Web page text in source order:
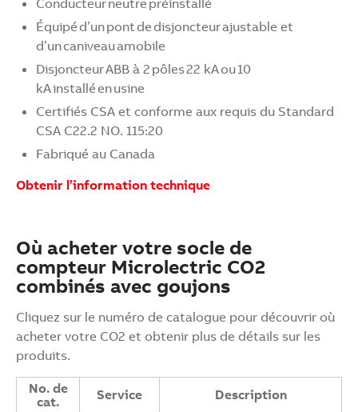
Conducteur neutre préinstallé​
Équipé d’un pont de disjoncteur ajustable et
d’un caniveau amobile​
Disjoncteur ABB à 2 pôles 22 kA ou 10
kA installé en usine​
Certifiés CSA et conforme aux requis du Standard
CSA C22.2 NO. 115:20​
Fabriqué au Canada
Obtenir l’information technique
Où acheter votre socle de
compteur Microlectric CO2
combinés avec goujons
Cliquez sur le numéro de catalogue pour découvrir où
acheter votre CO2 et obtenir plus de détails sur les
produits.
No. de
cat.
Service
Description